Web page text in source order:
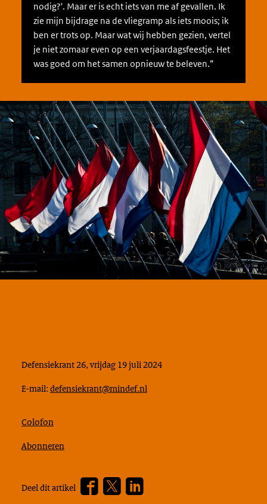
nodig?'. Maar er is echt iets van me af gevallen. Ik
zie mijn bijdrage na de vliegramp als iets moois; ik
ben er trots op. Maar wat wij hebben gezien, vertel
je niet zomaar even op een verjaardagsfeestje. Het
was goed om het samen opnieuw te beleven.”
Defensiekrant 26, vrijdag 19 juli 2024
E-mail: defensiekrant@mindef.nl
Colofon
Abonneren
Deel dit artikel
Facebook
Twitter???
footer.linkedin.label???